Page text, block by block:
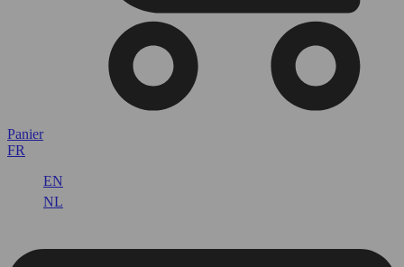
Panier
FR
EN
NL